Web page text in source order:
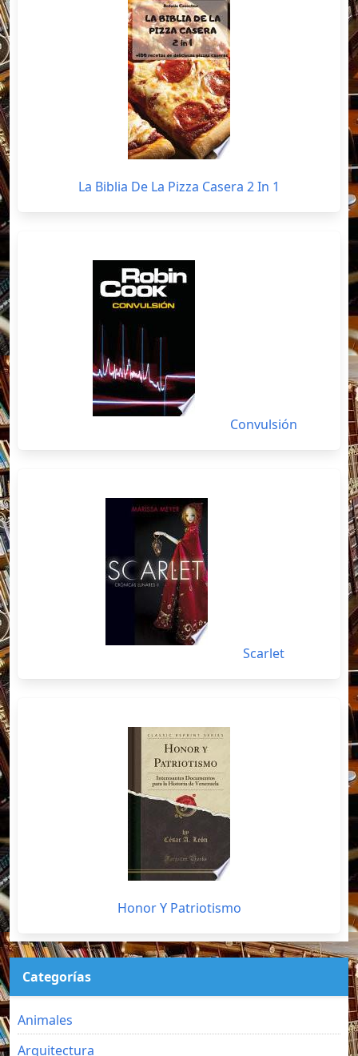
La Biblia De La Pizza Casera 2 In 1
Convulsión
Scarlet
Honor Y Patriotismo
Categorías
Animales
Arquitectura